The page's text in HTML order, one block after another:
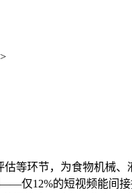
>
环节，为食物机械、
仅12%的短视频能间